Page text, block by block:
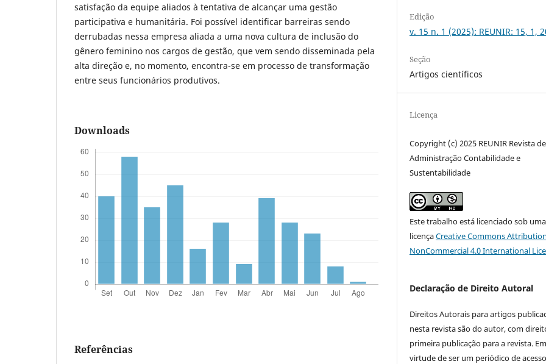
satisfação da equipe aliados à tentativa de alcançar uma gestão
participativa e humanitária. Foi possível identificar barreiras sendo
derrubadas nessa empresa aliada a uma nova cultura de inclusão do
gênero feminino nos cargos de gestão, que vem sendo disseminada pela
alta direção e, no momento, encontra-se em processo de transformação
entre seus funcionários produtivos.
Downloads
Referências
Edição
v. 15 n. 1 (2025): REUNIR: 15, 1,
Seção
Artigos científicos
Licença
Copyright (c) 2025 REUNIR Revista de
Administração Contabilidade e
Sustentabilidade
Este trabalho está licenciado sob uma
licençaCreative Commons
NonCommercial 4.0 International
Declaração de Direito Autoral
Direitos Autorais para artigos
nesta revista são do autor, com
primeira publicação para a revista. Em
virtude de ser um periódico de acesso